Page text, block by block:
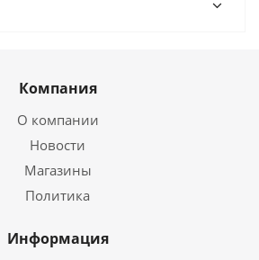
Компания
О компании
Новости
Магазины
Политика
Информация